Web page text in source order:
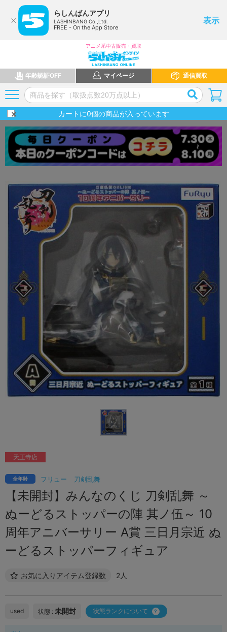
らしんばんアプリ
LASHINBANG Co.,Ltd.
FREE - On the App Store
表示
アニメ系中古販売・買取
年齢認証OFF マイページ 通信買取
カートに0個の商品が入っています
フリュー 刀剣乱舞
全年齢
【未開封】みんなのくじ 刀剣乱舞 ～
ぬーどるストッパーの陣 其ノ伍～ 10
周年アニバーサリー A賞 三日月宗近 ぬ
ーどるストッパーフィギュア
お気に入りアイテム登録数 2人
天王寺店
used 状態 : 未開封 状態ランクについて